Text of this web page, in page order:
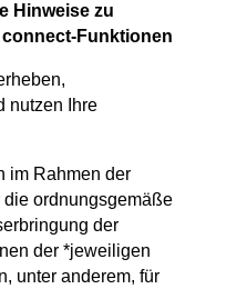
Hinweise zu
Funktionen
nutzen Ihre
im Rahmen der
ordnungsgemäße
der
der *jeweiligen
unter anderem, für